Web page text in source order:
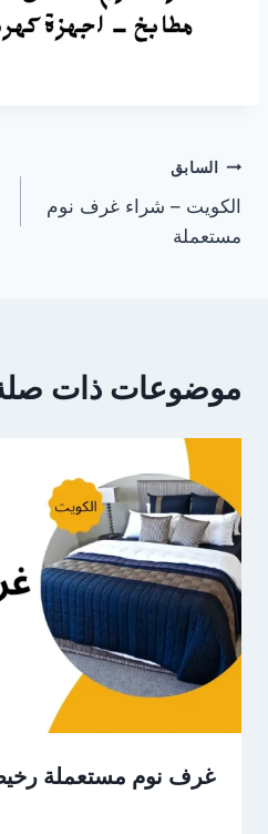
تصفّح
المقالات
السابق
الكويت – شراء غرف نوم
مستعملة
موضوعات ذات
غرف نوم مستعملة